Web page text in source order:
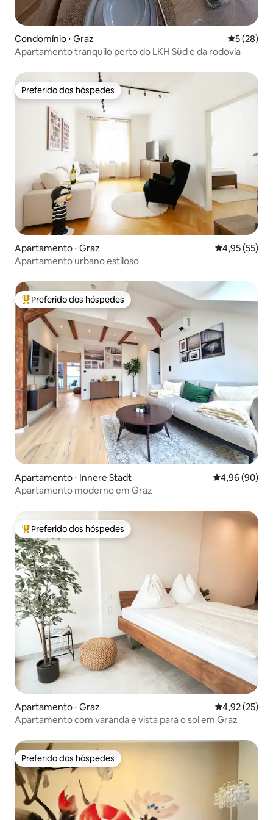
Condomínio ⋅ Graz 5 de uma
5 (28)
Apartamento tranquilo perto do LKH Süd e da rodovia
Preferido dos hóspedes
Preferido dos hóspedes
Apartamento ⋅ Graz 4,95 de uma
4,95 (55)
Apartamento urbano estiloso
Entre os melhores preferidos dos hóspedes
Preferido dos hóspedes
Apartamento ⋅ Innere Stadt 4,96 de uma
4,96 (90)
Apartamento moderno em Graz
Entre os melhores preferidos dos hóspedes
Preferido dos hóspedes
Apartamento ⋅ Graz 4,92 de uma
4,92 (25)
Apartamento com varanda e vista para o sol em Graz
Preferido dos hóspedes
Preferido dos hóspedes